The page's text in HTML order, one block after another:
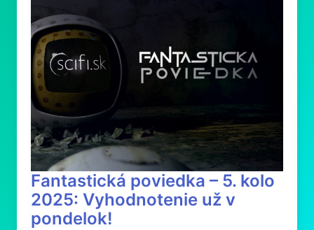
Fantastická poviedka – 5. kolo
2025: Vyhodnotenie už v
pondelok!